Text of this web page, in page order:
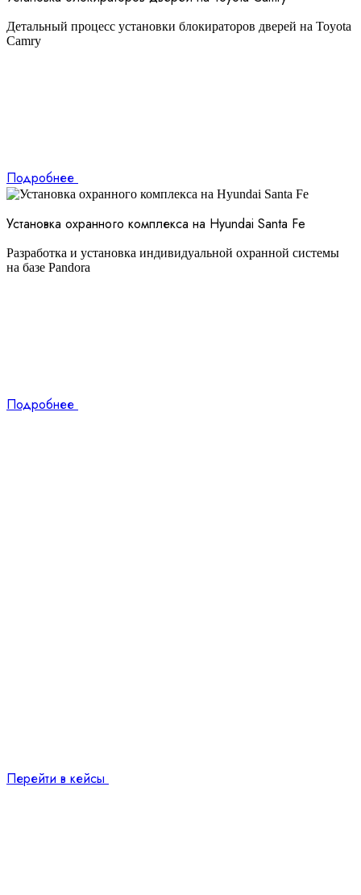
Детальный процесс установки блокираторов дверей на Toyota
Camry
Подробнее
Установка охранного комплекса на Hyundai Santa Fe
Разработка и установка индивидуальной охранной системы
на базе Pandora
Подробнее
Перейти в кейсы